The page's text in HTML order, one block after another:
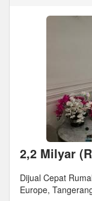
2,2 Milyar
Dijual Cepat
Europe,